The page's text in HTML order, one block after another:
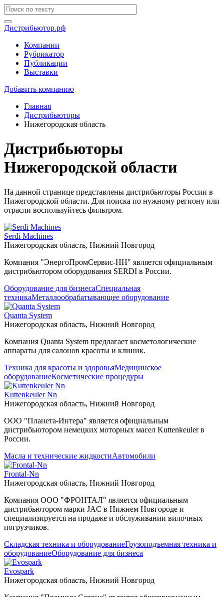
Дистрибьютор.рф
Компании
Рубрикатор
Публикации
Выставки
Добавить компанию
Главная
Дистрибьюторы
Нижегородская область
Дистрибьюторы
Нижегородской области
На данной странице представлены дистрибьюторы России в
Нижегородской области. Для поиска по нужному региону или
отрасли воспользуйтесь фильтром.
Serdi Machines
Нижегородская область, Нижний Новгород
Компания "ЭнергоПромСервис-НН" является официальным
дистрибьютором оборудования SERDI в России.
Оборудование для бизнесаСпециальная
техникаМеталлообрабатывающее оборудование
Quanta System
Нижегородская область, Нижний Новгород
Компания Quanta System предлагает косметологические
аппараты для салонов красоты и клиник.
Техника для красоты и здоровьяМедицинское
оборудованиеКосметические процедуры
Kuttenkeuler Nn
Нижегородская область, Нижний Новгород
ООО "Планета-Интера" является официальным
дистрибьютором немецких моторных масел Kuttenkeuler в
России.
Масла и технические жидкостиАвтомобили
Frontal-Nn
Нижегородская область, Нижний Новгород
Компания ООО "ФРОНТАЛ" является официальным
дистрибьютором марки JAC в Нижнем Новгороде и
специализируется на продаже и обслуживании вилочных
погрузчиков.
Складская техника и оборудованиеГрузоподъемная техника и
оборудованиеОборудование для бизнеса
Evospark
Нижегородская область, Нижний Новгород